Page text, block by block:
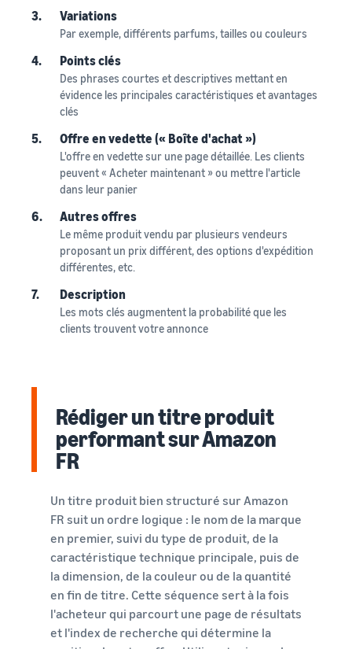
3. Variations
Par exemple, différents parfums, tailles ou couleurs
4. Points clés
Des phrases courtes et descriptives mettant en
évidence les principales caractéristiques et avantages
clés
5. Offre en vedette (« Boîte d'achat »)
L'offre en vedette sur une page détaillée. Les clients
peuvent « Acheter maintenant » ou mettre l'article
dans leur panier
6. Autres offres
Le même produit vendu par plusieurs vendeurs
proposant un prix différent, des options d'expédition
différentes, etc.
7. Description
Les mots clés augmentent la probabilité que les
clients trouvent votre annonce
Rédiger un titre produit
performant sur Amazon
FR
Un titre produit bien structuré sur Amazon
FR suit un ordre logique : le nom de la marque
en premier, suivi du type de produit, de la
caractéristique technique principale, puis de
la dimension, de la couleur ou de la quantité
en fin de titre. Cette séquence sert à la fois
l'acheteur qui parcourt une page de résultats
et l'index de recherche qui détermine la